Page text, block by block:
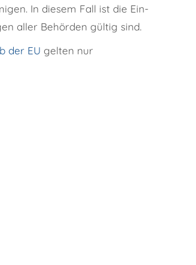
In diesem Fall ist die Ein-
aller Behörden gültig sind.
der EU gelten nur